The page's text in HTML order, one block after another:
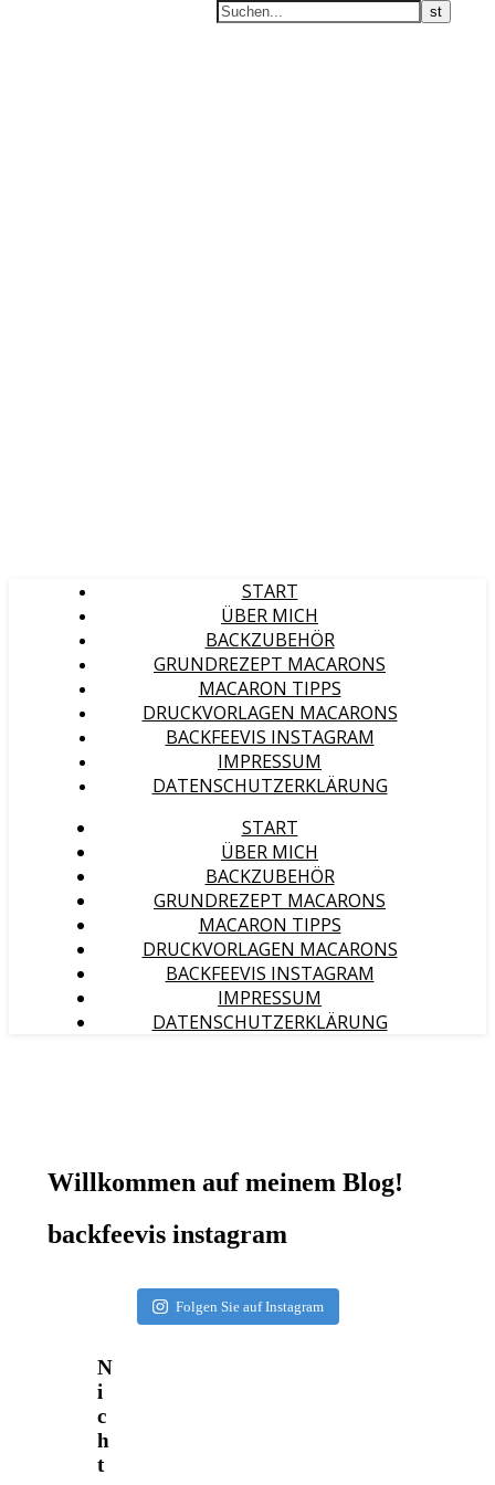
START
ÜBER MICH
BACKZUBEHÖR
GRUNDREZEPT MACARONS
MACARON TIPPS
DRUCKVORLAGEN MACARONS
BACKFEEVIS INSTAGRAM
IMPRESSUM
DATENSCHUTZERKLÄRUNG
START
ÜBER MICH
BACKZUBEHÖR
GRUNDREZEPT MACARONS
MACARON TIPPS
DRUCKVORLAGEN MACARONS
BACKFEEVIS INSTAGRAM
IMPRESSUM
DATENSCHUTZERKLÄRUNG
Willkommen auf meinem Blog!
backfeevis instagram
Folgen Sie auf Instagram
N
i
c
h
t